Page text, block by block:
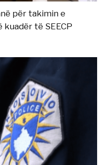
për takimin e
të SEECP